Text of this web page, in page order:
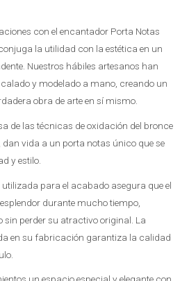
con el encantador Porta Notas
la utilidad con la estética en un
Nuestros hábiles artesanos han
y modelado a mano, creando un
obra de arte en sí mismo.
de las técnicas de oxidación del bronce
vida a un porta notas único que se
y estilo.
para el acabado asegura que el
durante mucho tiempo,
sin perder su atractivo original. La
en su fabricación garantiza la calidad